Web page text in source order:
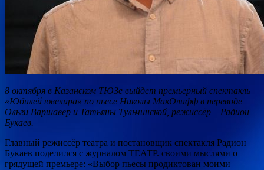
8 октября в Казанском ТЮЗе выйдет премьерный спектакль
«Юбилей ювелира» по пьесе Николы МакОлифф в переводе
Ольги Варшавер и Татьяны Тульчинской, режиссёр – Радион
Букаев.
Главный режиссёр театра и постановщик спектакля Радион
Букаев поделился с журналом ТЕАТР. своими мыслями о
грядущей премьере: «Выбор пьесы продиктован моими